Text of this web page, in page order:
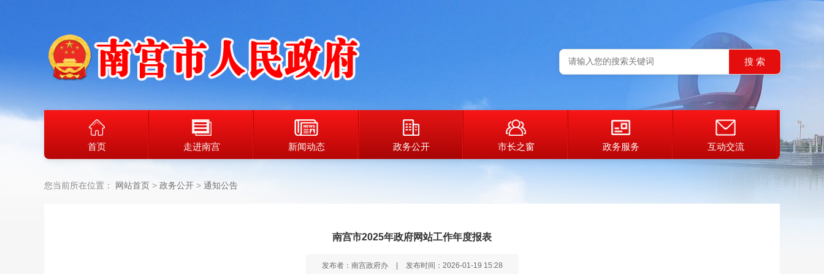
首页 走进南宫 新闻动态 政务公开 市长之窗 政务服务 互动交流
您当前所在位置： 网站首页 政务公开 通知公告
南宫市2025年政府网站工作年度报表
发布者：南宫政府办 发布时间：2026-01-19 15:28